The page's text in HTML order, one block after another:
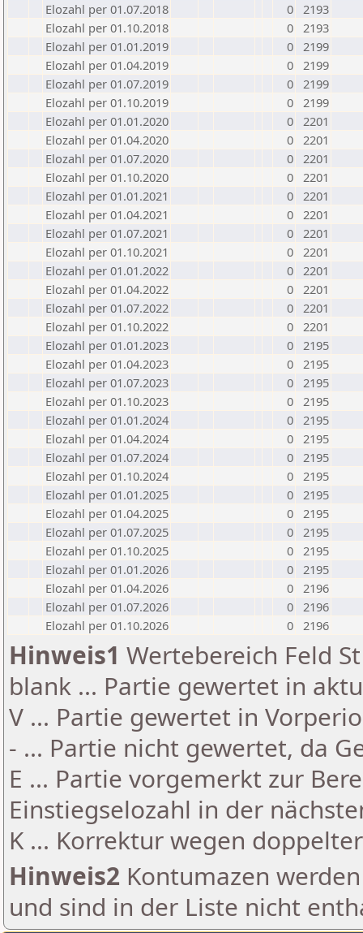
Elozahl per 01.07.2018
0 2193
Elozahl per 01.10.2018
0 2193
Elozahl per 01.01.2019
0 2199
Elozahl per 01.04.2019
0 2199
Elozahl per 01.07.2019
0 2199
Elozahl per 01.10.2019
0 2199
Elozahl per 01.01.2020
0 2201
Elozahl per 01.04.2020
0 2201
Elozahl per 01.07.2020
0 2201
Elozahl per 01.10.2020
0 2201
Elozahl per 01.01.2021
0 2201
Elozahl per 01.04.2021
0 2201
Elozahl per 01.07.2021
0 2201
Elozahl per 01.10.2021
0 2201
Elozahl per 01.01.2022
0 2201
Elozahl per 01.04.2022
0 2201
Elozahl per 01.07.2022
0 2201
Elozahl per 01.10.2022
0 2201
Elozahl per 01.01.2023
0 2195
Elozahl per 01.04.2023
0 2195
Elozahl per 01.07.2023
0 2195
Elozahl per 01.10.2023
0 2195
Elozahl per 01.01.2024
0 2195
Elozahl per 01.04.2024
0 2195
Elozahl per 01.07.2024
0 2195
Elozahl per 01.10.2024
0 2195
Elozahl per 01.01.2025
0 2195
Elozahl per 01.04.2025
0 2195
Elozahl per 01.07.2025
0 2195
Elozahl per 01.10.2025
0 2195
Elozahl per 01.01.2026
0 2195
Elozahl per 01.04.2026
0 2196
Elozahl per 01.07.2026
0 2196
Elozahl per 01.10.2026
0 2196
Hinweis1 Wertebereich Feld
blank ... Partie gewertet in
V ... Partie gewertet in
- ... Partie nicht gewertet, da
E ... Partie vorgemerkt zur
Einstiegselozahl in der
K ... Korrektur wegen
Hinweis2 Kontumazen
und sind in der Liste nicht